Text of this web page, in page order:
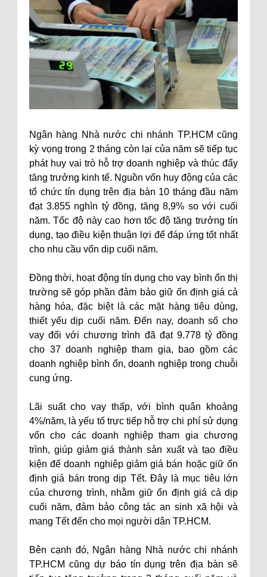
Ngân hàng Nhà nước chi nhánh TP.HCM cũng
kỳ vọng trong 2 tháng còn lại của năm sẽ tiếp tục
phát huy vai trò hỗ trợ doanh nghiệp và thúc đẩy
tăng trưởng kinh tế. Nguồn vốn huy động của các
tổ chức tín dụng trên địa bàn 10 tháng đầu năm
đạt 3.855 nghìn tỷ đồng, tăng 8,9% so với cuối
năm. Tốc độ này cao hơn tốc độ tăng trưởng tín
dụng, tạo điều kiện thuận lợi để đáp ứng tốt nhất
cho nhu cầu vốn dịp cuối năm.
Đồng thời, hoạt động tín dụng cho vay bình ổn thị
trường sẽ góp phần đảm bảo giữ ổn định giá cả
hàng hóa, đặc biệt là các mặt hàng tiêu dùng,
thiết yếu dịp cuối năm. Đến nay, doanh số cho
vay đối với chương trình đã đạt 9.778 tỷ đồng
cho 37 doanh nghiệp tham gia, bao gồm các
doanh nghiệp bình ổn, doanh nghiệp trong chuỗi
cung ứng.
Lãi suất cho vay thấp, với bình quân khoảng
4%/năm, là yếu tố trực tiếp hỗ trợ chi phí sử dụng
vốn cho các doanh nghiệp tham gia chương
trình, giúp giảm giá thành sản xuất và tạo điều
kiện để doanh nghiệp giảm giá bán hoặc giữ ổn
định giá bán trong dịp Tết. Đây là mục tiêu lớn
của chương trình, nhằm giữ ổn định giá cả dịp
cuối năm, đảm bảo công tác an sinh xã hội và
mang Tết đến cho mọi người dân TP.HCM.
Bên cạnh đó, Ngân hàng Nhà nước chi nhánh
TP.HCM cũng dự báo tín dụng trên địa bàn sẽ